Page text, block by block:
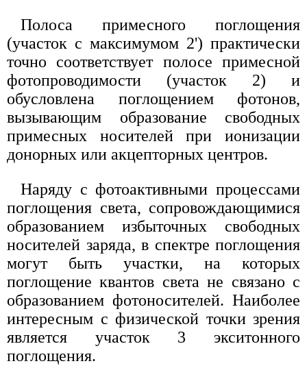
Полоса примесного поглощения
(участок с максимумом 2') практически
точно соответствует полосе примесной
фотопроводимости (участок 2) и
обусловлена поглощением фотонов,
вызывающим образование свободных
примесных носителей при ионизации
донорных или акцепторных центров.
Наряду с фотоактивными процессами
поглощения света, сопровождающимися
образованием избыточных свободных
носителей заряда, в спектре поглощения
могут быть участки, на которых
поглощение квантов света не связано с
образованием фотоносителей. Наиболее
интересным с физической точки зрения
является участок 3 экситонного
поглощения.